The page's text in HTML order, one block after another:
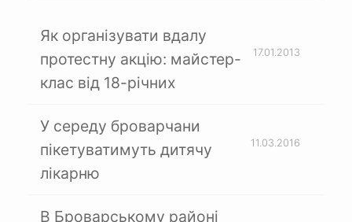
Як організувати вдалу
протестну акцію: майстер-
клас від 18-річних
17.01.2013
У середу броварчани
пікетуватимуть дитячу
лікарню
11.03.2016
В Броварському районі